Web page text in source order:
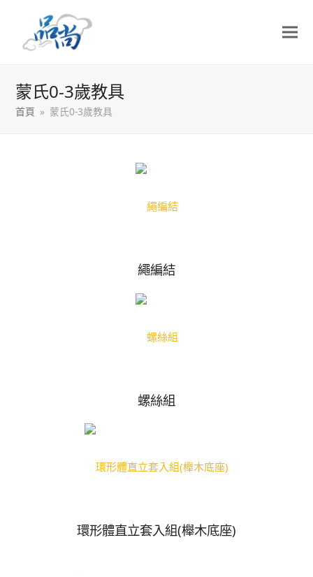
蒙氏0-3歲教具
首頁 » 蒙氏0-3歲教具
繩編結
螺絲組
環形體直立套入組(櫸木底座)